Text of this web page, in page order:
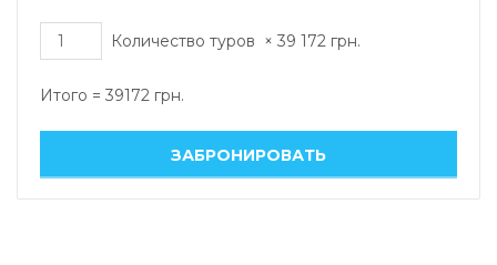
Количество туров × 39 172 грн.
Итого = 39172 грн.